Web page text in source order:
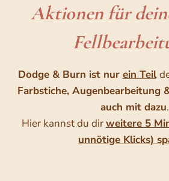
Aktionen für
Dodge & Burn ist nur ein Teil
Farbstiche, Augenbearbeitung
auch mit dazu.
Hier kannst du dirweitere 5
unnötige Klicks)